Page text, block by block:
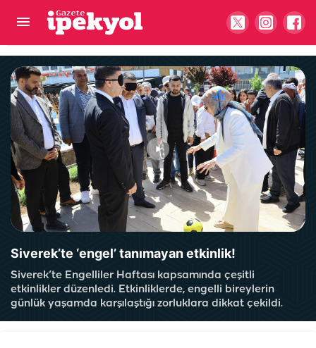
Siverek’te ‘engel’ tanımayan etkinlik!
Siverek’te Engelliler Haftası kapsamında çeşitli
etkinlikler düzenledi. Etkinliklerde, engelli bireylerin
günlük yaşamda karşılaştığı zorluklara dikkat çekildi.
Haliliye’de yollara modern dokunuş!